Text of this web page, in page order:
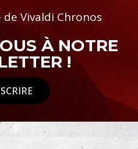
de Vivaldi Chronos
À NOTRE
!